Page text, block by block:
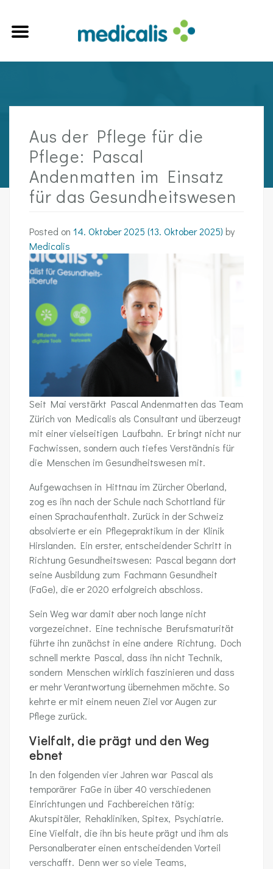
Aus der Pflege für die
Pflege: Pascal
Andenmatten im Einsatz
für das Gesundheitswesen
Posted on 14. Oktober 2025 (13. Oktober 2025) by
Medicalis
Seit Mai verstärkt Pascal Andenmatten das Team
Zürich von Medicalis als Consultant und überzeugt
mit einer vielseitigen Laufbahn. Er bringt nicht nur
Fachwissen, sondern auch tiefes Verständnis für
die Menschen im Gesundheitswesen mit.
Aufgewachsen in Hittnau im Zürcher Oberland,
zog es ihn nach der Schule nach Schottland für
einen Sprachaufenthalt. Zurück in der Schweiz
absolvierte er ein Pflegepraktikum in der Klinik
Hirslanden. Ein erster, entscheidender Schritt in
Richtung Gesundheitswesen: Pascal begann dort
seine Ausbildung zum Fachmann Gesundheit
(FaGe), die er 2020 erfolgreich abschloss.
Sein Weg war damit aber noch lange nicht
vorgezeichnet. Eine technische Berufsmaturität
führte ihn zunächst in eine andere Richtung. Doch
schnell merkte Pascal, dass ihn nicht Technik,
sondern Menschen wirklich faszinieren und dass
er mehr Verantwortung übernehmen möchte. So
kehrte er mit einem neuen Ziel vor Augen zur
Pflege zurück.
Vielfalt, die prägt und den Weg
ebnet
In den folgenden vier Jahren war Pascal als
temporärer FaGe in über 40 verschiedenen
Einrichtungen und Fachbereichen tätig:
Akutspitäler, Rehakliniken, Spitex, Psychiatrie.
Eine Vielfalt, die ihn bis heute prägt und ihm als
Personalberater einen entscheidenden Vorteil
verschafft. Denn wer so viele Teams,